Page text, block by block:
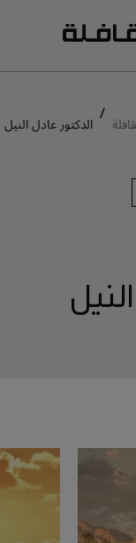
الدكتور عادل النيل